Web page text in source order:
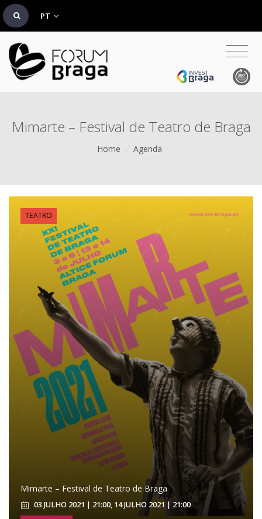
PT
Mimarte – Festival de Teatro de Braga
Home / Agenda
TEATRO
Mimarte – Festival de Teatro de Braga
03 JULHO 2021 | 21:00, 14 JULHO 2021 | 21:00